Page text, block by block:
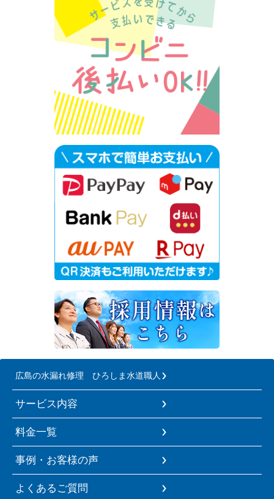
広島の水漏れ修理 ひろしま水道職人
サービス内容
料金一覧
事例・お客様の声
よくあるご質問